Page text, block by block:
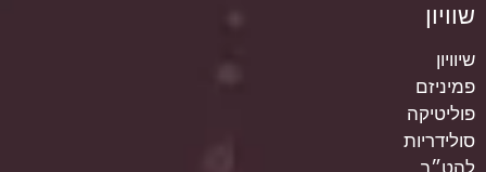
שוויון
שיוויון
פמיניזם
פוליטיקה
סולידריות